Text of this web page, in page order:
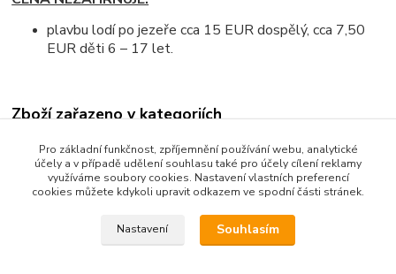
plavbu lodí po jezeře cca 15 EUR dospělý, cca 7,50
EUR děti 6 – 17 let.
Zboží zařazeno v kategoriích
Léto
Jednodenní
Pro základní funkčnost, zpříjemnění používání webu, analytické
účely a v případě udělení souhlasu také pro účely cílení reklamy
využíváme soubory cookies. Nastavení vlastních preferencí
cookies můžete kdykoli upravit odkazem ve spodní části stránek.
Nastavení Souhlasím